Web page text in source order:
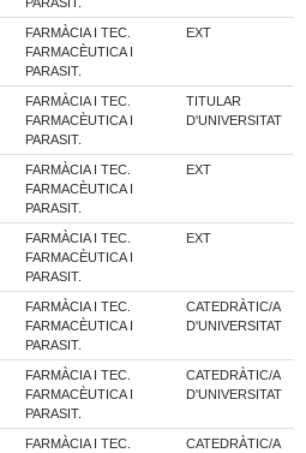
PARASIT.
FARMÀCIA I TEC.
FARMACÈUTICA I
PARASIT.
EXT
FARMÀCIA I TEC.
FARMACÈUTICA I
PARASIT.
TITULAR
D'UNIVERSITAT
FARMÀCIA I TEC.
FARMACÈUTICA I
PARASIT.
EXT
FARMÀCIA I TEC.
FARMACÈUTICA I
PARASIT.
EXT
FARMÀCIA I TEC.
FARMACÈUTICA I
PARASIT.
CATEDRÀTIC/A
D'UNIVERSITAT
FARMÀCIA I TEC.
FARMACÈUTICA I
PARASIT.
CATEDRÀTIC/A
D'UNIVERSITAT
FARMÀCIA I TEC.
CATEDRÀTIC/A